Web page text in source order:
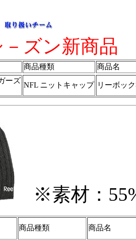
－ズン新商品
商品種類
商品名
ーズ
NFL ニットキャップ リーボッ
※素材：
商品種類 商品名